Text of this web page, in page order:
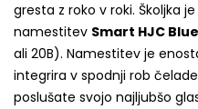
gresta z roko v roki. Školjka
namestitev Smart HJC
ali 20B). Namestitev je
integrira v spodnji rob
poslušate svojo najljubšo